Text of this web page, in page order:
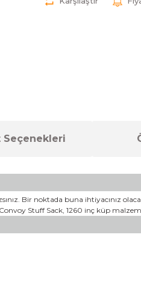
Seçenekleri
Bir noktada buna ihtiyacınız
Stuff Sack, 1260 inç küp